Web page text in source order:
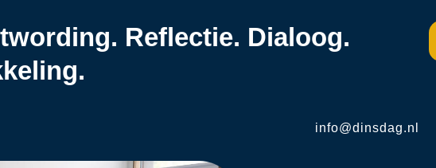
Reflectie. Dialoog.
info@dinsdag.nl